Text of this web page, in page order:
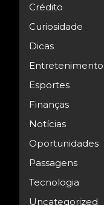
Crédito
Curiosidade
Dicas
Entretenimento
Esportes
Finanças
Notícias
Oportunidades
Passagens
Tecnologia
Uncategorized